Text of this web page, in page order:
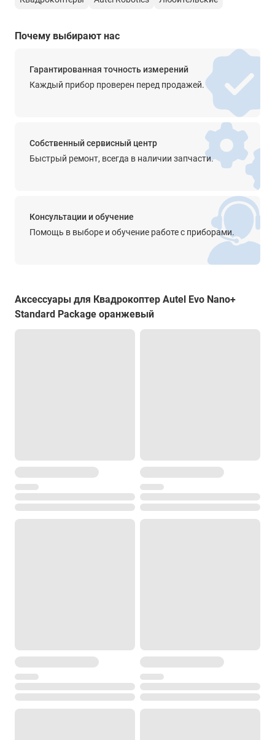
магазине , связавшись с нами по телефону или
непосредственно через сайт – с помощью формы обратной
связи или воспользовавшись чатом с онлайн-
консультантом.
Почему выбирают нас
Гарантированная точность измерений
Каждый прибор проверен перед продажей.
Собственный сервисный центр
Быстрый ремонт, всегда в наличии запчасти.
Консультации и обучение
Помощь в выборе и обучение работе с приборами.
Аксессуары для Квадрокоптер Autel Evo Nano+
Standard Package оранжевый